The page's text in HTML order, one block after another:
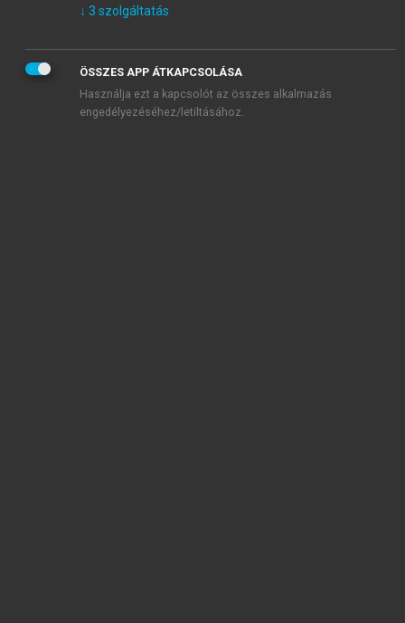
KIPRÓBÁLOM
↓ 3 szolgáltatás
ÖSSZES APP ÁTKAPCSOLÁSA
Használja ezt a kapcsolót az összes alkalmazás
engedélyezéséhez/letiltásához.